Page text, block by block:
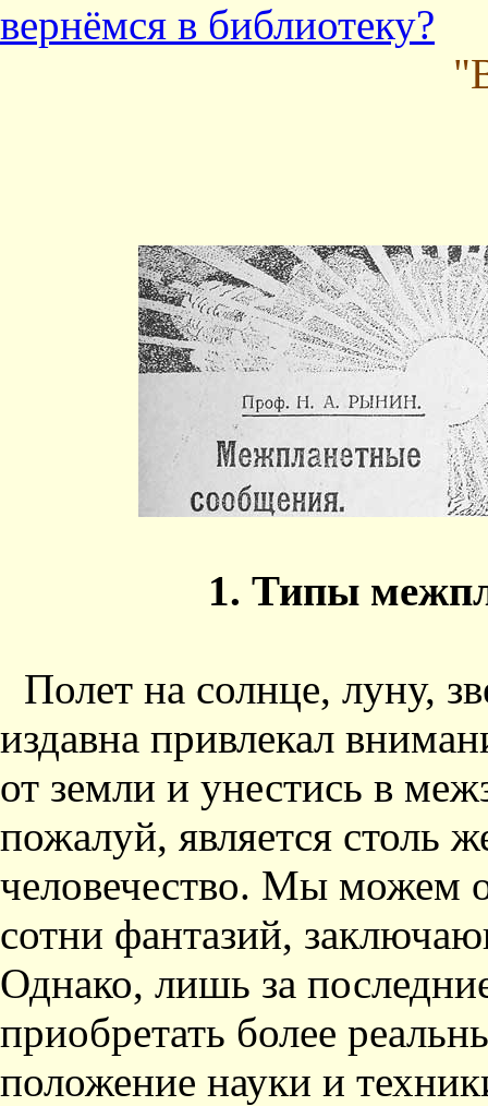
вернёмся в библиотеку?
1. Типы
Полет на солнце, луну,
издавна привлекал
от земли и унестись в
пожалуй, является столь
человечество. Мы можем
сотни фантазий,
Однако, лишь за
приобретать более
положение науки и